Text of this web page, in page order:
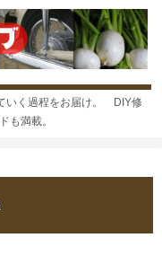
いく過程をお届け。 DIY修
も満載。